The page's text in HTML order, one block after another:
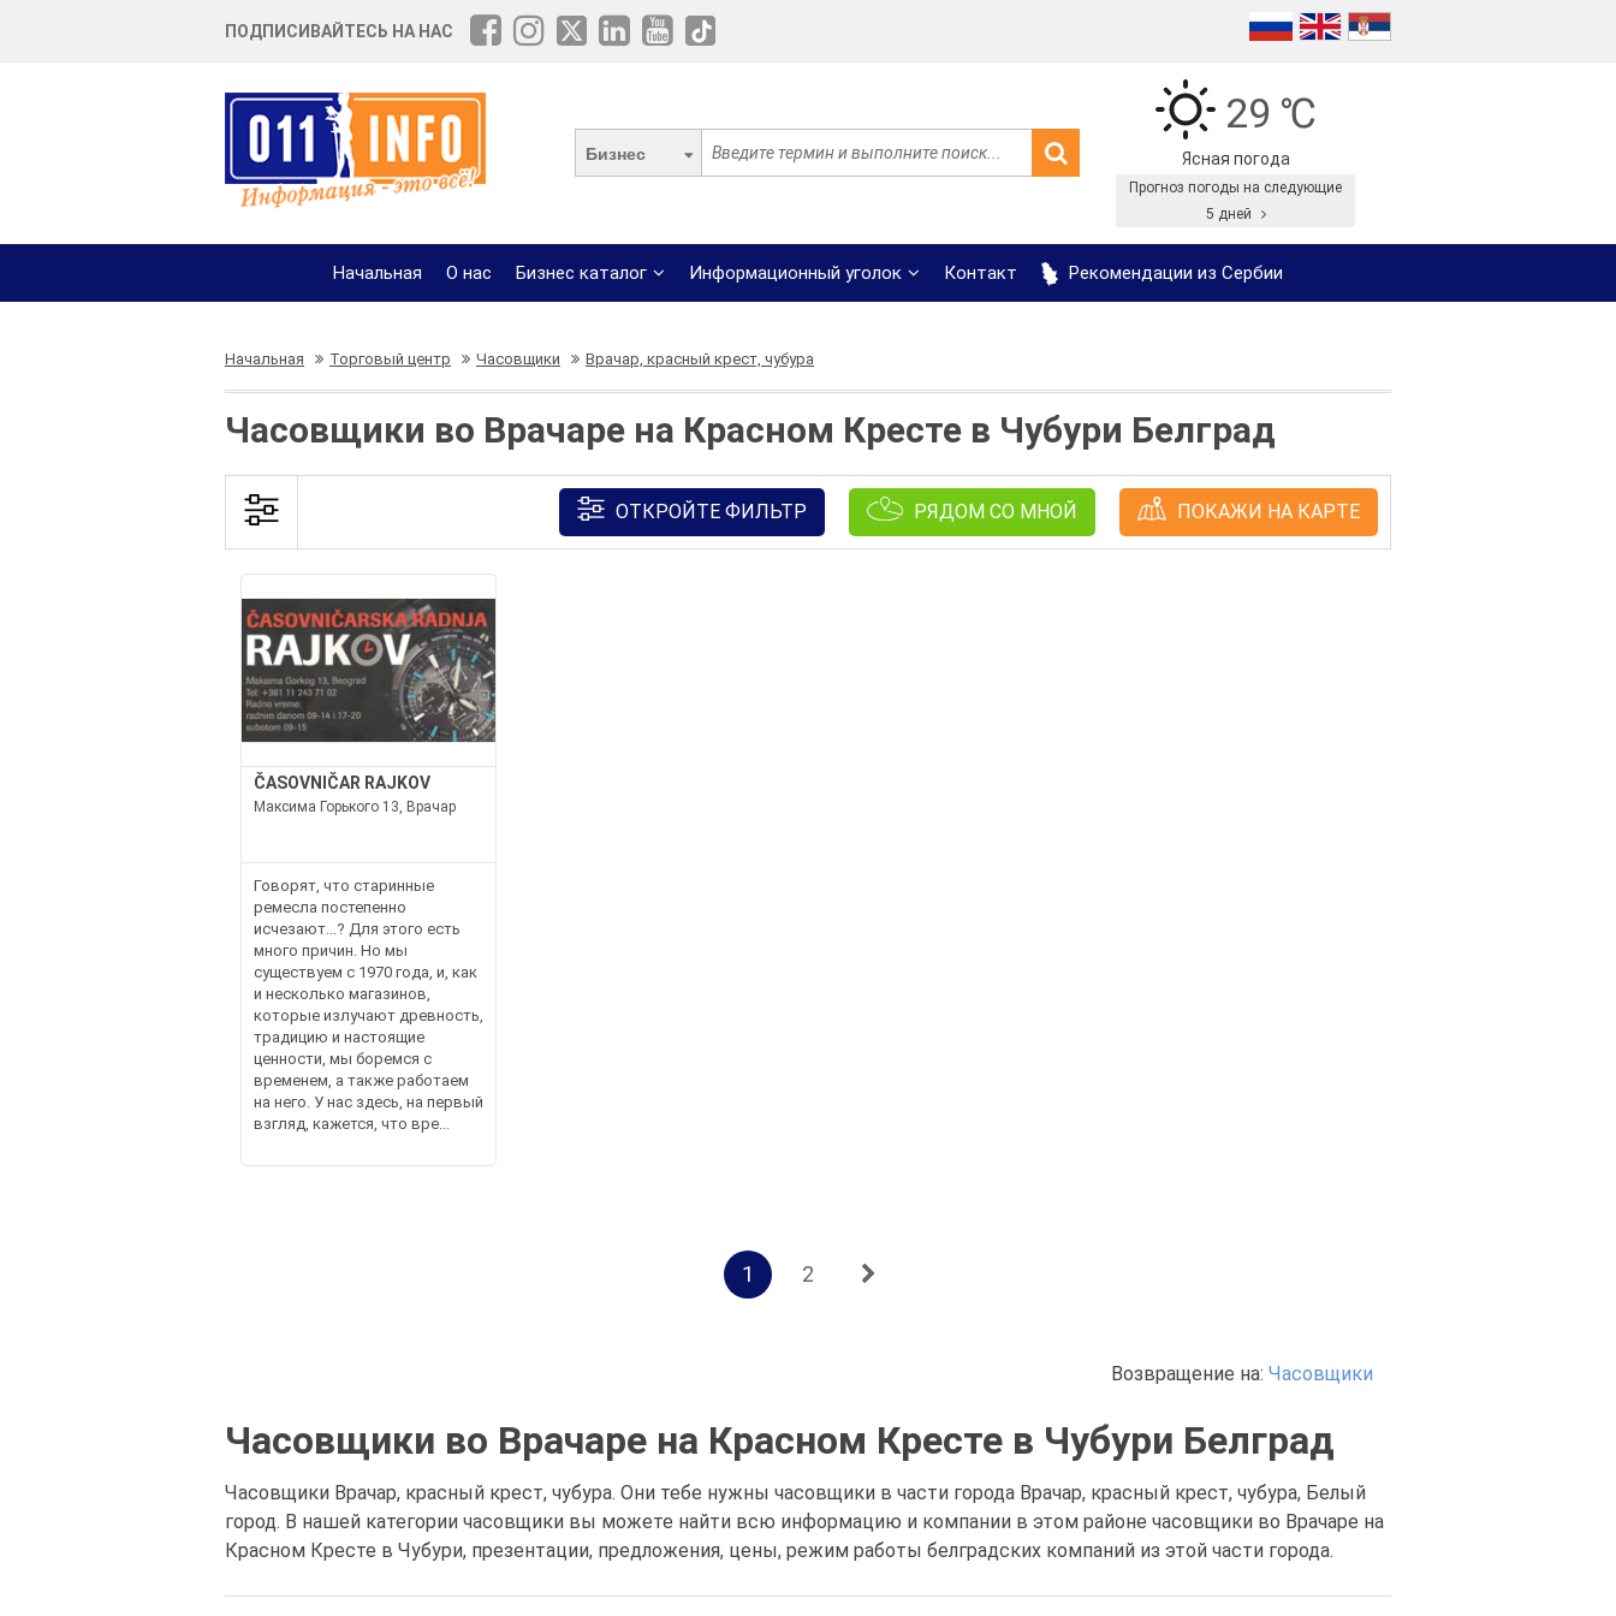
ПОДПИСИВАЙТЕСЬ НА НАС
Бизнес
29 ℃
Ясная погода
Прогноз погоды на следующие
5 дней
Начальная О нас Бизнес каталог Информационный уголок Контакт Рекомендации из Сербии
Начальная Торговый центр Часовщики Врачар, красный крест, чубура
Часовщики во Врачаре на Красном Кресте в Чубури Белград
ОТКРОЙТЕ ФИЛЬТР РЯДОМ СО МНОЙ ПОКАЖИ НА КАРТЕ
ČASOVNIČAR RAJKOV
Максима Горького 13, Врачар
Говорят, что старинные
ремесла постепенно
исчезают...? Для этого есть
много причин. Но мы
существуем с 1970 года, и, как
и несколько магазинов,
которые излучают древность,
традицию и настоящие
ценности, мы боремся с
временем, а также работаем
на него. У нас здесь, на первый
взгляд, кажется, что вре...
1 2
Возвращение на: Часовщики
Часовщики во Врачаре на Красном Кресте в Чубури Белград
Часовщики Врачар, красный крест, чубура. Они тебе нужны часовщики в части города Врачар, красный крест, чубура, Белый
город. В нашей категории часовщики вы можете найти всю информацию и компании в этом районе часовщики во Врачаре на
Красном Кресте в Чубури, презентации, предложения, цены, режим работы белградских компаний из этой части города.